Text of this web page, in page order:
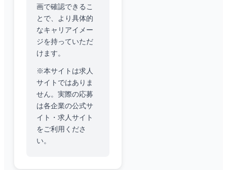
画で確認できるこ
とで、より具体的
なキャリアイメー
ジを持っていただ
けます。
※本サイトは求人
サイトではありま
せん。実際の応募
は各企業の公式サ
イト・求人サイト
をご利用くださ
い。